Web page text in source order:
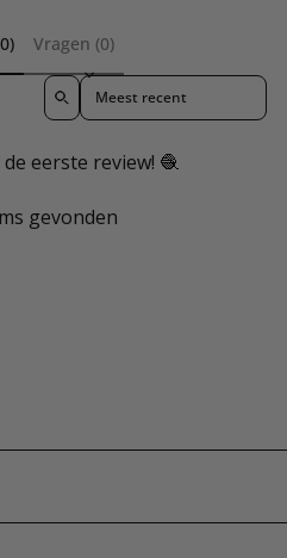
Vragen (0)
Sort reviews by
eerste review! 🧶
gevonden